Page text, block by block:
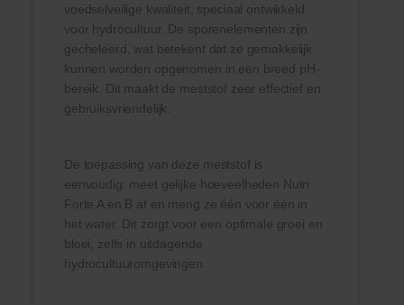
voedselveilige kwaliteit, speciaal ontwikkeld
voor hydrocultuur. De sporenelementen zijn
gecheleerd, wat betekent dat ze gemakkelijk
kunnen worden opgenomen in een breed pH-
bereik. Dit maakt de meststof zeer effectief en
gebruiksvriendelijk.
De toepassing van deze meststof is
eenvoudig: meet gelijke hoeveelheden Nutri
Forte A en B af en meng ze één voor één in
het water. Dit zorgt voor een optimale groei en
bloei, zelfs in uitdagende
hydrocultuuromgevingen.